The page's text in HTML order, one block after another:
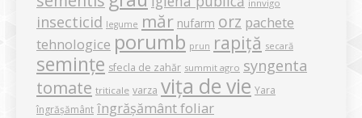
innvigo
insecticid legume măr nufarm orz pachete
tehnologice porumb prun rapiță secară
semințe sfecla de zahăr summit agro syngenta
tomate triticale varza vița de vie Yara
îngrășământ îngrășământ foliar